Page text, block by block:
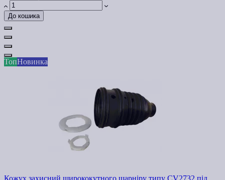
До кошика
ТопНовинка
Кожух захисний ширококутного шарніру типу СV2732 під